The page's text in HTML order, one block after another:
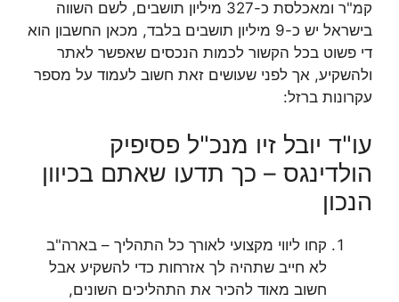
קמ"ר ומאכלסת כ-327 מיליון תושבים, לשם השווה
בישראל יש כ-9 מיליון תושבים בלבד, מכאן החשבון הוא
די פשוט בכל הקשור לכמות הנכסים שאפשר לאתר
ולהשקיע, אך לפני שעושים זאת חשוב לעמוד על מספר
עקרונות ברזל:
עו"ד יובל זיו מנכ"ל פסיפיק
הולדינגס – כך תדעו שאתם בכיוון
הנכון
קחו ליווי מקצועי לאורך כל התהליך – בארה"ב
לא חייב שתהיה לך אזרחות כדי להשקיע אבל
חשוב מאוד להכיר את התהליכים השונים,